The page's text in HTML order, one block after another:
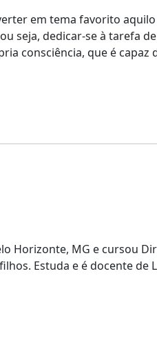
em tema favorito
seja, dedicar-se à tarefa
consciência, que é capaz
Horizonte, MG e cursou
Estuda e é docente de